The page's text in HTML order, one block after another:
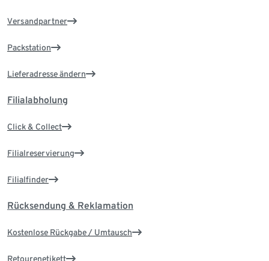
Versandpartner
Packstation
Lieferadresse ändern
Filialabholung
Click & Collect
Filialreservierung
Filialfinder
Rücksendung & Reklamation
Kostenlose Rückgabe / Umtausch
Retourenetikett